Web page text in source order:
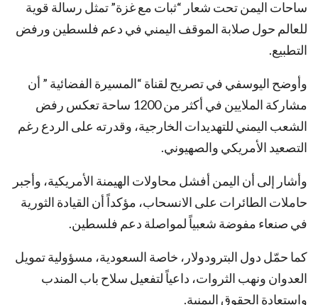
ساحات اليمن تحت شعار “ثبات مع غزة” تمثل رسالة قوية
للعالم حول صلابة الموقف اليمني في دعم فلسطين ورفض
التطبيع.
وأوضح اليوسفي في تصريح لقناة “المسيرة الفضائية ” أن
مشاركة الملايين في أكثر من 1200 ساحة تعكس رفض
الشعب اليمني للتهديدات الخارجية، وقدرته على الردع رغم
التصعيد الأمريكي والصهيوني.
وأشار إلى أن اليمن أفشل محاولات الهيمنة الأمريكية، وأجبر
حاملات الطائرات على الانسحاب، مؤكداً أن القيادة الثورية
في صنعاء مفوضة شعبياً لمواصلة دعم فلسطين.
كما حمّل دول البترودولار، خاصة السعودية، مسؤولية تمويل
العدوان ونهب الثروات، داعياً لتفعيل سلاح باب المندب
واستعادة الحقوق اليمنية.